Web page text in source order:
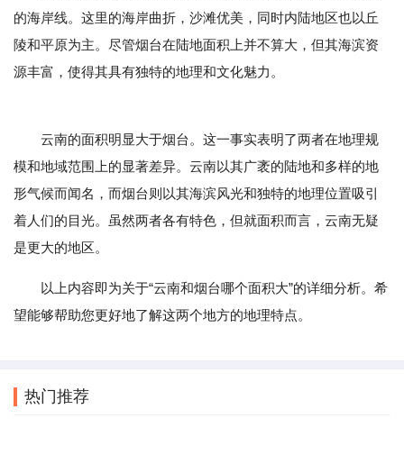
的海岸线。这里的海岸曲折，沙滩优美，同时内陆地区也以丘
陵和平原为主。尽管烟台在陆地面积上并不算大，但其海滨资
源丰富，使得其具有独特的地理和文化魅力。
云南的面积明显大于烟台。这一事实表明了两者在地理规
模和地域范围上的显著差异。云南以其广袤的陆地和多样的地
形气候而闻名，而烟台则以其海滨风光和独特的地理位置吸引
着人们的目光。虽然两者各有特色，但就面积而言，云南无疑
是更大的地区。
以上内容即为关于“云南和烟台哪个面积大”的详细分析。希
望能够帮助您更好地了解这两个地方的地理特点。
热门推荐